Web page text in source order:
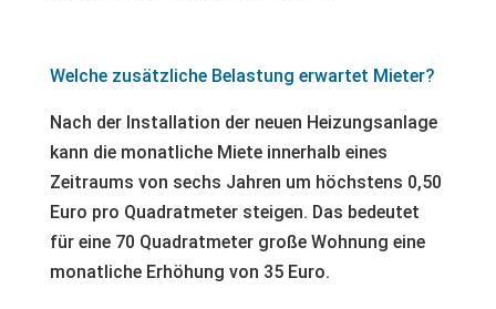
Welche zusätzliche Belastung erwartet Mieter?
Nach der Installation der neuen Heizungsanlage
kann die monatliche Miete innerhalb eines
Zeitraums von sechs Jahren um höchstens 0,50
Euro pro Quadratmeter steigen. Das bedeutet
für eine 70 Quadratmeter große Wohnung eine
monatliche Erhöhung von 35 Euro.